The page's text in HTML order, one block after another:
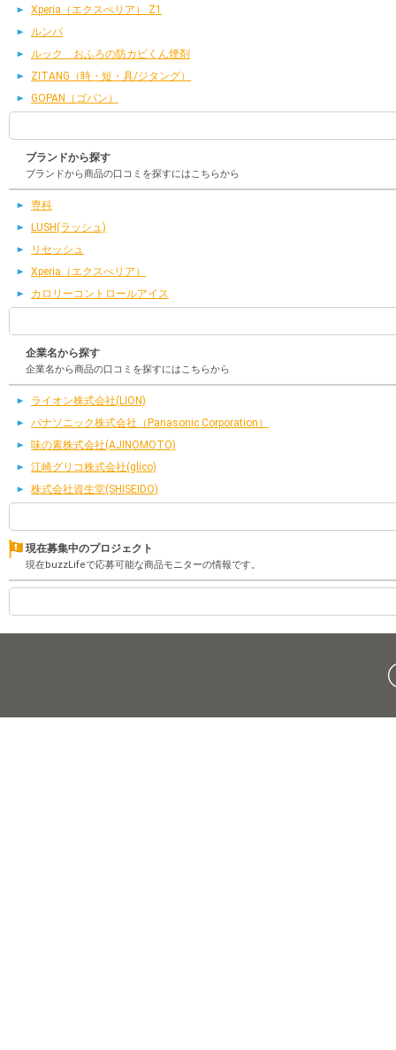
Xperia（エクスぺリア） Z1
ルンバ
ルック おふろの防カビくん煙剤
ZITANG（時・短・具/ジタング）
GOPAN（ゴパン）
ブランドから探す
ブランドから商品の口コミを探すにはこちらから
専科
LUSH(ラッシュ)
リセッシュ
Xperia（エクスぺリア）
カロリーコントロールアイス
企業名から探す
企業名から商品の口コミを探すにはこちらから
ライオン株式会社(LION)
パナソニック株式会社（Panasonic Corporation）
味の素株式会社(AJINOMOTO)
江崎グリコ株式会社(glico)
株式会社資生堂(SHISEIDO)
現在募集中のプロジェクト
現在buzzLifeで応募可能な商品モニターの情報です。